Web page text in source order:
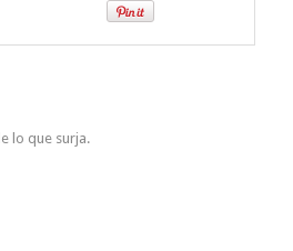
lo que surja.